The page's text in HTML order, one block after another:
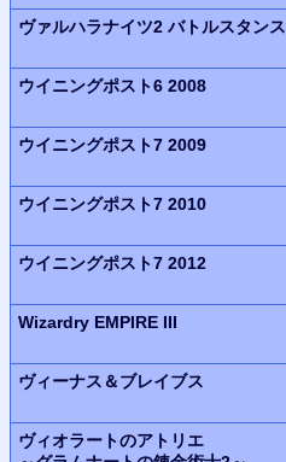
ヴァルハラナイツ2 バトルスタンス
ウイニングポスト6 2008
ウイニングポスト7 2009
ウイニングポスト7 2010
ウイニングポスト7 2012
Wizardry EMPIRE III
ヴィーナス＆ブレイブス
ヴィオラートのアトリエ